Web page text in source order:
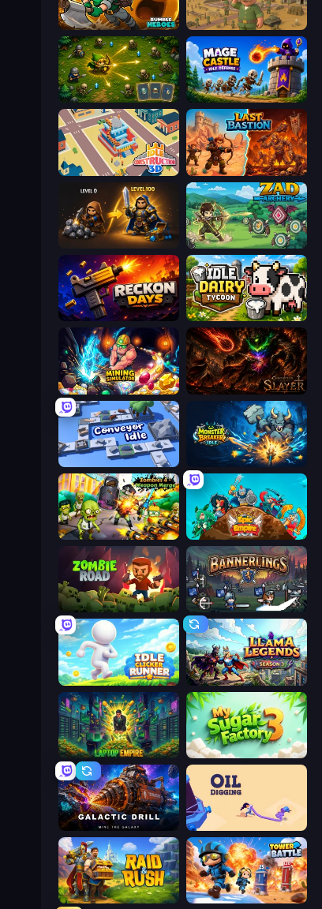
Rumble Heroes Army Base Of America
Tiny Ranger Mage Castle Idle Defense
Idle Construction 3D Last Bastion
Gothic Story RPG Zad Archery - Demo
Reckon Days Idle Dairy Tycoon
Mining Simulator Chronicles of Slayer
Conveyor Idle Monster Breaker Idle
Zombies 4 Weapon Merge Epic Empire: Tower Defense
Zombie Road Bannerlings
Idle Clicker Runner Llama Legends
Laptop Empire My Sugar Factory 3
Galactic Drill Oil Digging
Raid & Rush Tower Battle